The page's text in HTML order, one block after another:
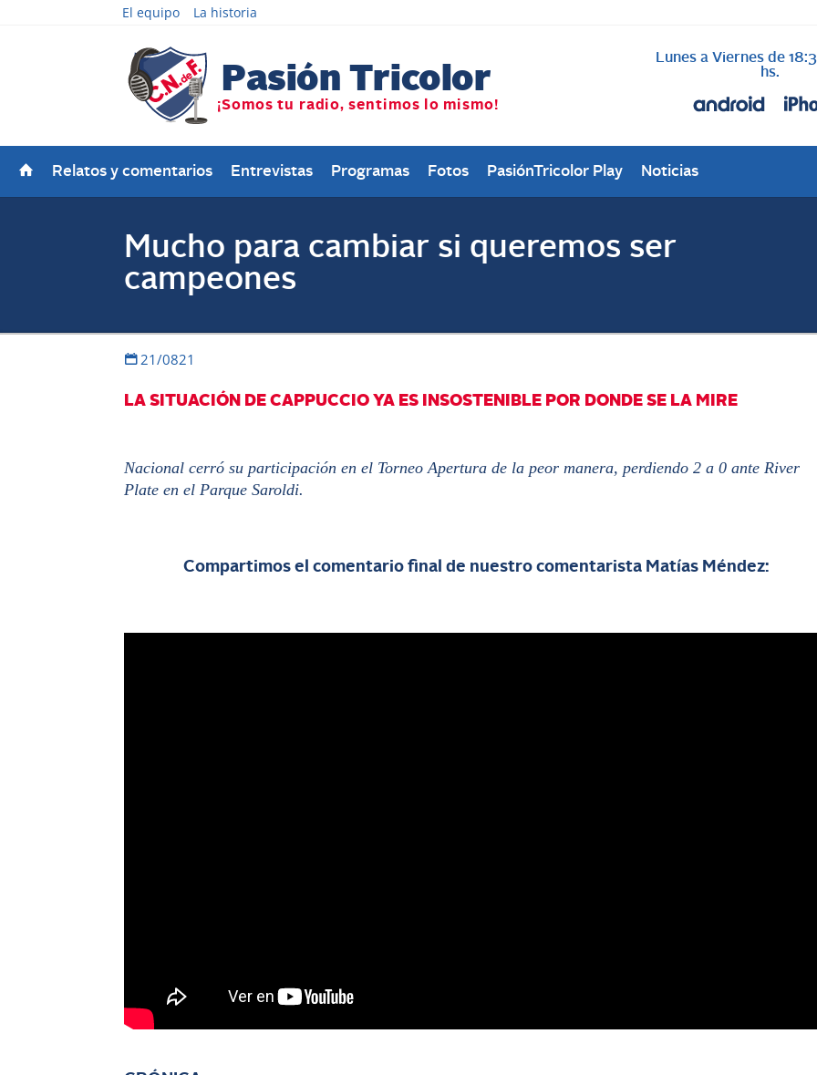
El equipo La historia
Lunes a Viernes de
hs.
AL AIRE cada vez
Nacional
Relatos y comentarios Entrevistas Programas Fotos PasiónTricolor Play Noticias
Mucho para cambiar si queremos ser
campeones
21/0821
LA SITUACIÓN DE CAPPUCCIO YA ES INSOSTENIBLE POR DONDE SE LA MIRE
Nacional cerró su participación en el Torneo Apertura de la peor manera, perdiendo 2 a 0 ante River
Plate en el Parque Saroldi.
Compartimos el comentario final de nuestro comentarista Matías Méndez: